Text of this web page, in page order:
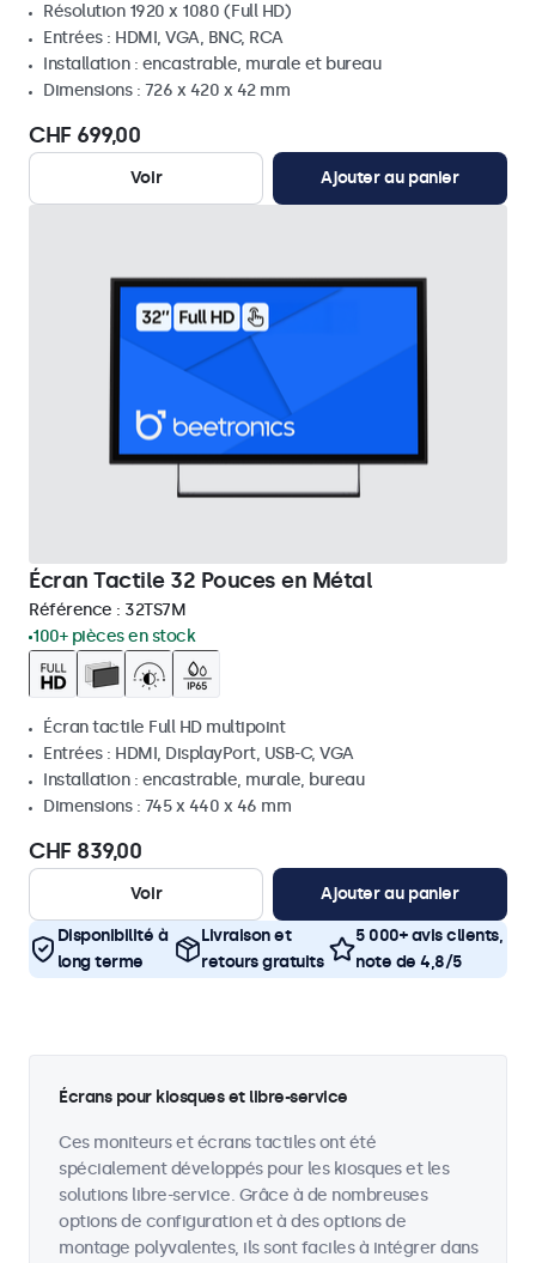
Résolution 1920 x 1080 (Full HD)
Entrées : HDMI, VGA, BNC, RCA
Installation : encastrable, murale et bureau
Dimensions : 726 x 420 x 42 mm
CHF 699,00
Voir Ajouter au panier
Écran Tactile 32 Pouces en Métal
Référence : 32TS7M
100+ pièces en stock
Écran tactile Full HD multipoint
Entrées : HDMI, DisplayPort, USB-C, VGA
Installation : encastrable, murale, bureau
Dimensions : 745 x 440 x 46 mm
CHF 839,00
Voir Ajouter au panier
Disponibilité à
long terme
Livraison et
retours gratuits
5 000+ avis clients,
note de 4,8/5
Écrans pour kiosques et libre-service
Ces moniteurs et écrans tactiles ont été
spécialement développés pour les kiosques et les
solutions libre-service. Grâce à de nombreuses
options de configuration et à des options de
montage polyvalentes, ils sont faciles à intégrer dans